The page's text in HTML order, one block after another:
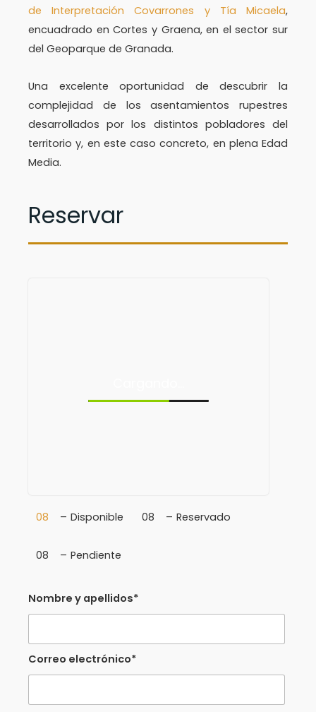
de Interpretación Covarrones y Tía Micaela,
encuadrado en Cortes y Graena, en el sector sur
del Geoparque de Granada.
Una excelente oportunidad de descubrir la
complejidad de los asentamientos rupestres
desarrollados por los distintos pobladores del
territorio y, en este caso concreto, en plena Edad
Media.
Reservar
08 – Disponible 08 – Reservado
08 – Pendiente
Nombre y apellidos*
Correo electrónico*